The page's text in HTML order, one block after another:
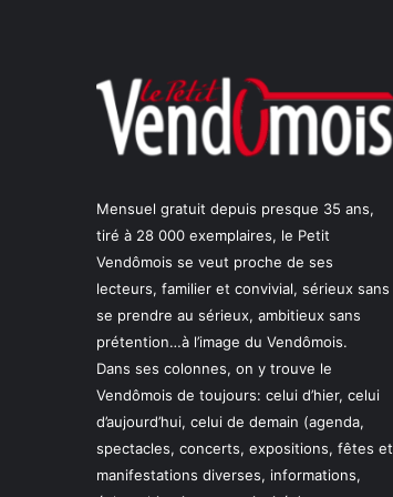
Mensuel gratuit depuis presque 35 ans,
tiré à 28 000 exemplaires, le Petit
Vendômois se veut proche de ses
lecteurs, familier et convivial, sérieux sans
se prendre au sérieux, ambitieux sans
prétention…à l’image du Vendômois.
Dans ses colonnes, on y trouve le
Vendômois de toujours: celui d’hier, celui
d’aujourd’hui, celui de demain (agenda,
spectacles, concerts, expositions, fêtes et
manifestations diverses, informations,